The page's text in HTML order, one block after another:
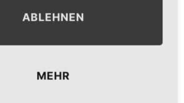
ABLEHNEN
MEHR